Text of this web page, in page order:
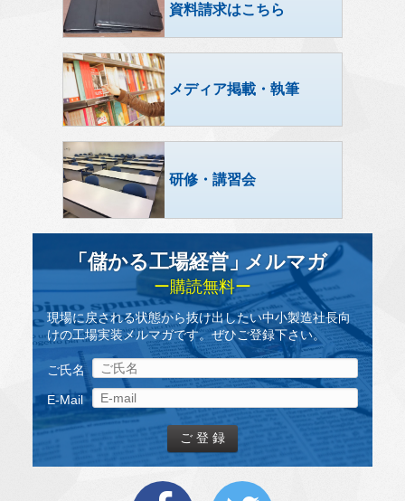
資料請求はこちら
メディア掲載・執筆
研修・講習会
「儲かる工場経営」 メルマガ
ー購読無料ー
現場に戻される状態から抜け出したい中小製造社長向
けの工場実装メルマガです。ぜひご登録下さい。
ご氏名
E-Mail